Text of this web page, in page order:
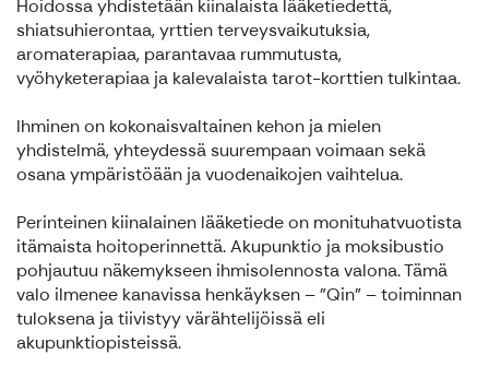
Hoidossa yhdistetään kiinalaista lääketiedettä,
shiatsuhierontaa, yrttien terveysvaikutuksia,
aromaterapiaa, parantavaa rummutusta,
vyöhyketerapiaa ja kalevalaista tarot-korttien tulkintaa.
Ihminen on kokonaisvaltainen kehon ja mielen
yhdistelmä, yhteydessä suurempaan voimaan sekä
osana ympäristöään ja vuodenaikojen vaihtelua.
Perinteinen kiinalainen lääketiede on monituhatvuotista
itämaista hoitoperinnettä. Akupunktio ja moksibustio
pohjautuu näkemykseen ihmisolennosta valona. Tämä
valo ilmenee kanavissa henkäyksen – ”Qin” – toiminnan
tuloksena ja tiivistyy värähtelijöissä eli
akupunktiopisteissä.